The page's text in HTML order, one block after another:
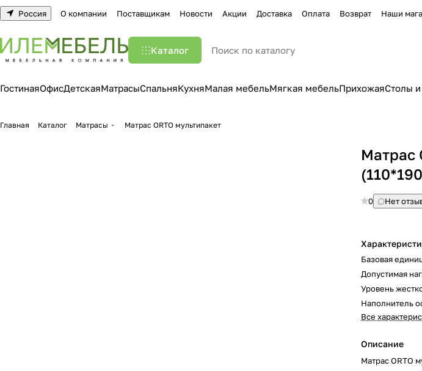
Россия О компании Поставщикам Новости Акции Доставка Оплата Возврат Наши
Каталог
ГостинаяОфисДетскаяМатрасыСпальняКухняМалая мебельМягкая мебельПрихожаяСтолы и
Главная Каталог Матрасы Матрас ORTO мультипакет
Матрас
0 Нет
Базовая
Допустимая
Уровень
Наполнитель
Все
Описание
Матрас ORTO